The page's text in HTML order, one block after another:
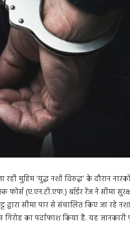
रही मुहिम ‘युद्ध नशों विरुद्ध’ के दौरान
(ए.एन.टी.एफ.) बॉर्डर रेंज ने सीमा
द्वारा सीमा पार से संचालित किए जा रहे
का पर्दाफाश किया है. यह